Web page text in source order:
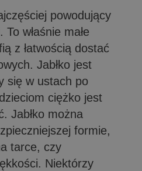
powodujący
To właśnie małe
z łatwością dostać
Jabłko jest
się w ustach po
ciężko jest
Jabłko można
formie,
tarce, czy
Niektórzy